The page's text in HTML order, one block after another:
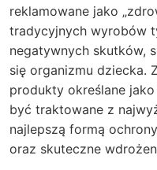
reklamowane jako
tradycyjnych wyrobów
negatywnych skutków,
się organizmu dziecka.
produkty określane
być traktowane z
najlepszą formą
oraz skuteczne